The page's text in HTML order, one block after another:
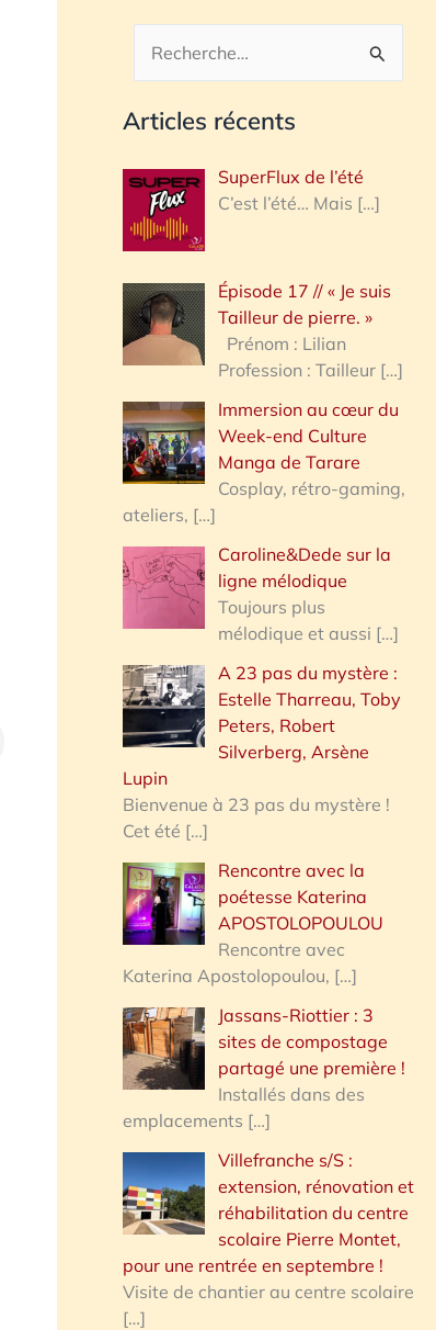
c
h
r
h
e
:
Articles récents
SuperFlux de l’été
C’est l’été… Mais […]
Épisode 17 // « Je suis
Tailleur de pierre. »
Prénom : Lilian
Profession : Tailleur […]
Immersion au cœur du
Week-end Culture
Manga de Tarare
Cosplay, rétro-gaming,
ateliers, […]
Caroline&Dede sur la
ligne mélodique
Toujours plus
mélodique et aussi […]
A 23 pas du mystère :
Estelle Tharreau, Toby
Peters, Robert
Silverberg, Arsène
Lupin
Bienvenue à 23 pas du mystère !
Cet été […]
Rencontre avec la
poétesse Katerina
APOSTOLOPOULOU
Rencontre avec
Katerina Apostolopoulou, […]
Jassans-Riottier : 3
sites de compostage
partagé une première !
Installés dans des
emplacements […]
Villefranche s/S :
extension, rénovation et
réhabilitation du centre
scolaire Pierre Montet,
pour une rentrée en septembre !
Visite de chantier au centre scolaire
[…]